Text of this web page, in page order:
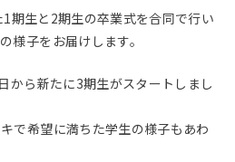
期生と2期生の卒業式を合同で行い
様子をお届けします。
から新たに3期生がスタートしまし
で希望に満ちた学生の様子もあわ